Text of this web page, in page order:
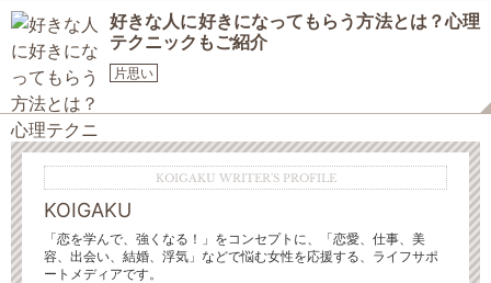
好きな人に好きになってもらう方法とは？心理
テクニックもご紹介
片思い
KOIGAKU WRITER'S PROFILE
KOIGAKU
「恋を学んで、強くなる！」をコンセプトに、「恋愛、仕事、美
容、出会い、結婚、浮気」などで悩む女性を応援する、ライフサポ
ートメディアです。